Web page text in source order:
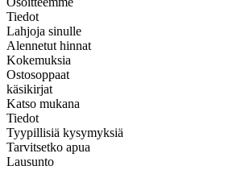
Tiedot
Lahjoja sinulle
Alennetut hinnat
Kokemuksia
Ostosoppaat
käsikirjat
Katso mukana
Tiedot
Tyypillisiä kysymyksiä
Tarvitsetko apua
Lausunto